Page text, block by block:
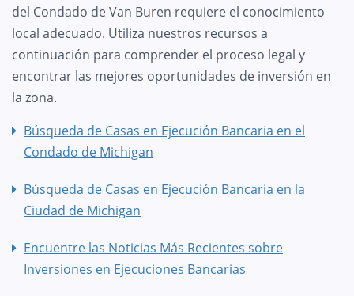
del Condado de Van Buren requiere el conocimiento
local adecuado. Utiliza nuestros recursos a
continuación para comprender el proceso legal y
encontrar las mejores oportunidades de inversión en
la zona.
Búsqueda de Casas en Ejecución Bancaria en el
Condado de Michigan
Búsqueda de Casas en Ejecución Bancaria en la
Ciudad de Michigan
Encuentre las Noticias Más Recientes sobre
Inversiones en Ejecuciones Bancarias